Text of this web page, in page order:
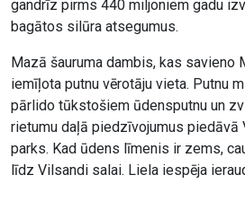
gandrīz pirms 440 miljoniem gadu
bagātos silūra atsegumus.
Mazā šauruma dambis, kas savieno
iemīļota putnu vērotāju vieta. Putnu
pārlido tūkstošiem ūdensputnu un
rietumu daļā piedzīvojumus piedāvā
parks. Kad ūdens līmenis ir zems,
līdz Vilsandi salai. Liela iespēja